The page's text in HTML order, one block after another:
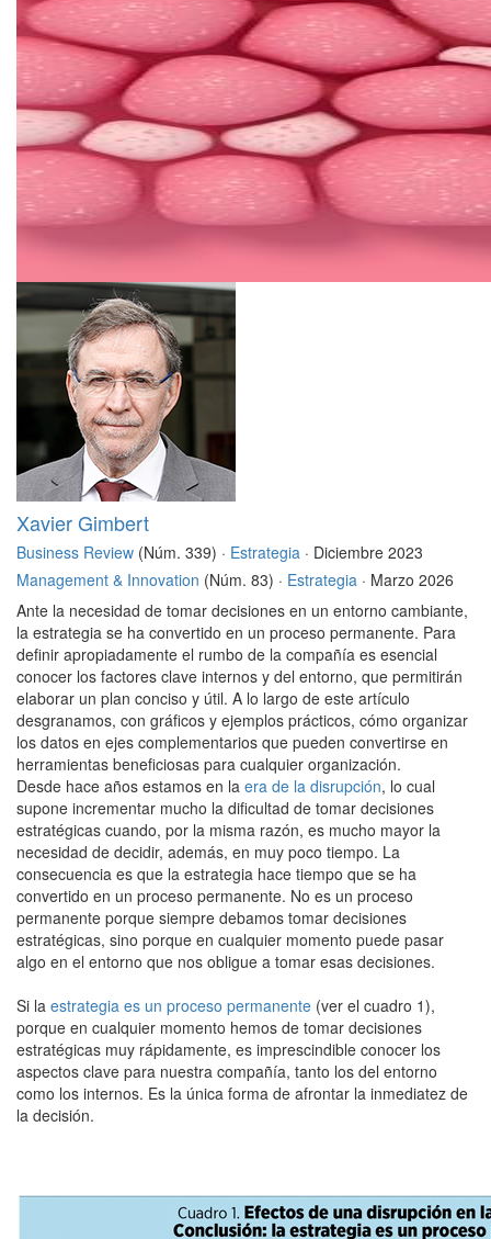
Xavier Gimbert
Business Review (Núm. 339) · Estrategia · Diciembre 2023
Management & Innovation (Núm. 83) · Estrategia · Marzo 2026
Ante la necesidad de tomar decisiones en un entorno cambiante,
la estrategia se ha convertido en un proceso permanente. Para
definir apropiadamente el rumbo de la compañía es esencial
conocer los factores clave internos y del entorno, que permitirán
elaborar un plan conciso y útil. A lo largo de este artículo
desgranamos, con gráficos y ejemplos prácticos, cómo organizar
los datos en ejes complementarios que pueden convertirse en
herramientas beneficiosas para cualquier organización.
Desde hace años estamos en la era de la disrupción, lo cual
supone incrementar mucho la dificultad de tomar decisiones
estratégicas cuando, por la misma razón, es mucho mayor la
necesidad de decidir, además, en muy poco tiempo. La
consecuencia es que la estrategia hace tiempo que se ha
convertido en un proceso permanente. No es un proceso
permanente porque siempre debamos tomar decisiones
estratégicas, sino porque en cualquier momento puede pasar
algo en el entorno que nos obligue a tomar esas decisiones.
Si la estrategia es un proceso permanente (ver el cuadro 1),
porque en cualquier momento hemos de tomar decisiones
estratégicas muy rápidamente, es imprescindible conocer los
aspectos clave para nuestra compañía, tanto los del entorno
como los internos. Es la única forma de afrontar la inmediatez de
la decisión.